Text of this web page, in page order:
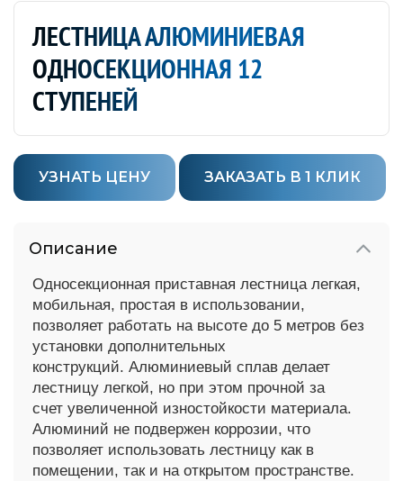
ЛЕСТНИЦА АЛЮМИНИЕВАЯ
ОДНОСЕКЦИОННАЯ 12
СТУПЕНЕЙ
УЗНАТЬ ЦЕНУ ЗАКАЗАТЬ В 1 КЛИК
Описание
Односекционная приставная лестница легкая,
мобильная, простая в использовании,
позволяет работать на высоте до 5 метров без
установки дополнительных
конструкций. Алюминиевый сплав делает
лестницу легкой, но при этом прочной за
счет увеличенной изностойкости материала.
Алюминий не подвержен коррозии, что
позволяет использовать лестницу как в
помещении, так и на открытом пространстве.